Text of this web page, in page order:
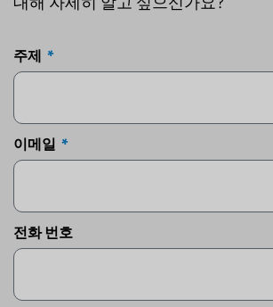
주제
이메일
전화 번호